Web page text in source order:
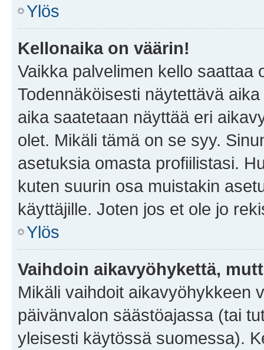
Ylös
Kellonaika on väärin!
Vaikka palvelimen kello saattaa
Todennäköisesti näytettävä
aika saatetaan näyttää eri
olet. Mikäli tämä on se syy.
asetuksia omasta profiilistasi.
kuten suurin osa muistakin
käyttäjille. Joten jos et ole jo
Ylös
Vaihdoin aikavyöhykettä,
Mikäli vaihdoit aikavyöhykkeen
päivänvalon säästöajassa (tai
yleisesti käytössä suomessa).